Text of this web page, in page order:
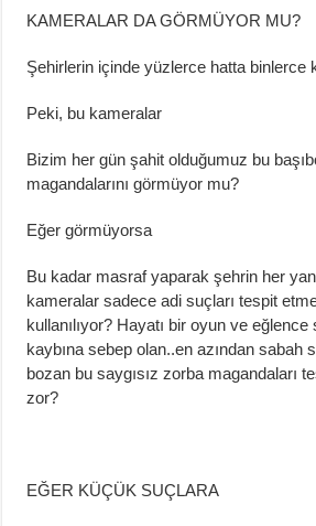
KAMERALAR DAGÖRMÜYOR MU?
Şehirlerin içinde yüzlerce hatta binlerce
Peki, bu kameralar
Bizim her gün şahit olduğumuz bu
magandalarını görmüyor mu?
Eğer görmüyorsa
Bu kadar masrafyaparak şehrin her
kameralar sadece adi suçları tespit
kullanılıyor? Hayatı bir oyun ve eğlence
kaybına sebepolan..en azından sabah
bozan bu saygısız zorba magandaları
zor?
EĞER KÜÇÜK SUÇLARA